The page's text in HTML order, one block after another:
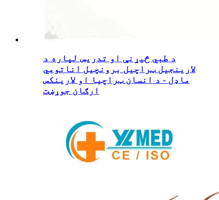
د طبي څیړنې او تدریس لپاره د
لارینجیل ټراچیل برونچیل اناتومي
ماډل - د انسان ټراچیا او لارینکس
ارګان جوړښت